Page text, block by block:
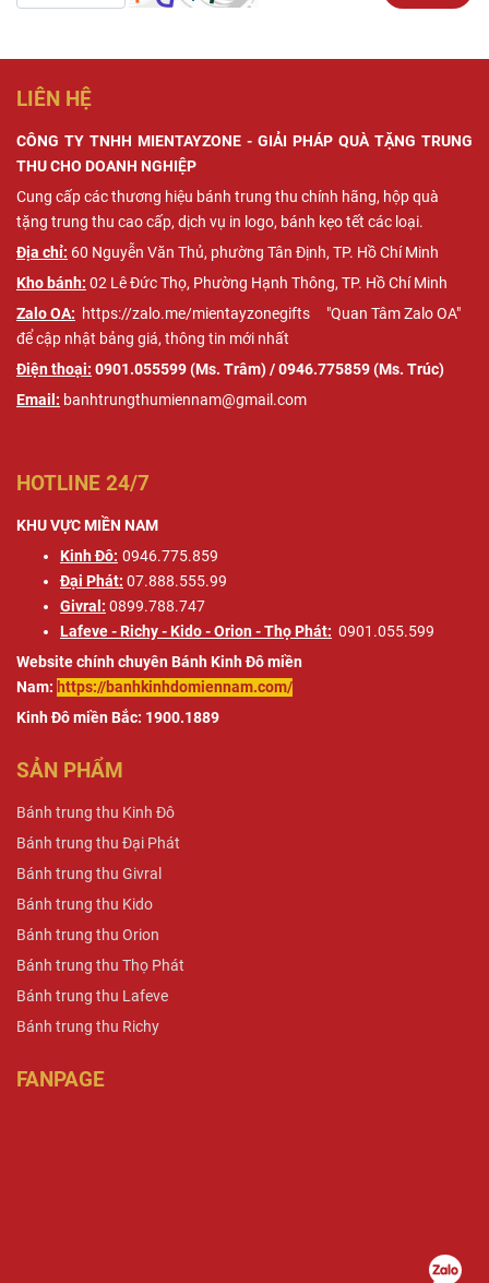
LIÊN HỆ
CÔNG TY TNHH MIENTAYZONE - GIẢI PHÁP QUÀ TẶNG TRUNG
THU CHO DOANH NGHIỆP
Cung cấp các thương hiệu bánh trung thu chính hãng, hộp quà
tặng trung thu cao cấp, dịch vụ in logo, bánh kẹo tết các loại.
Địa chỉ: 60 ​​Nguyễn Văn Thủ, phường Tân Định, TP. Hồ Chí Minh
Kho bánh: 02 Lê Đức Thọ, Phường Hạnh Thông, TP. Hồ Chí Minh
Zalo OA: https://zalo.me/mientayzonegifts "Quan Tâm Zalo OA"
để cập nhật bảng giá, thông tin mới nhất
Điện thoại: 0901.055599 (Ms. Trâm) / 0946.775859 (Ms. Trúc)
Email: banhtrungthumiennam@gmail.com
HOTLINE 24/7
KHU VỰC MIỀN NAM
Kinh Đô: 0946.775.859
Đại Phát: 07.888.555.99
Givral: 0899.788.747
Lafeve - Richy - Kido - Orion - Thọ Phát: 0901.055.599
Website chính chuyên Bánh Kinh Đô miền
Nam: https://banhkinhdomiennam.com/
Kinh Đô miền Bắc: 1900.1889
SẢN PHẨM
Bánh trung thu Kinh Đô
Bánh trung thu Đại Phát
Bánh trung thu Givral
Bánh trung thu Kido
Bánh trung thu Orion
Bánh trung thu Thọ Phát
Bánh trung thu Lafeve
Bánh trung thu Richy
FANPAGE